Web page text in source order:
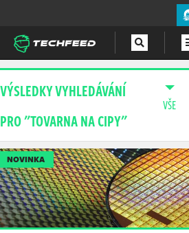
Magazín
Videa
Soutěže
VÝSLEDKY VYHLEDÁVÁNÍ
PRO "TOVARNA NA CIPY"
VŠE
NOVINKA